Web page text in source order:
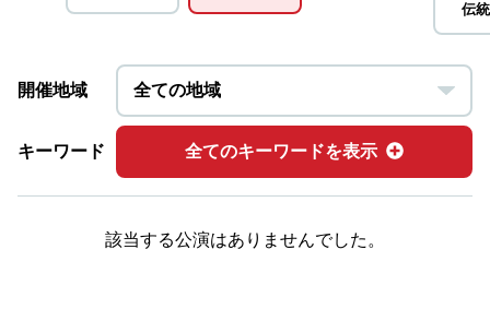
伝
開催地域
キーワード 全てのキーワードを表示
該当する公演はありませんでした。